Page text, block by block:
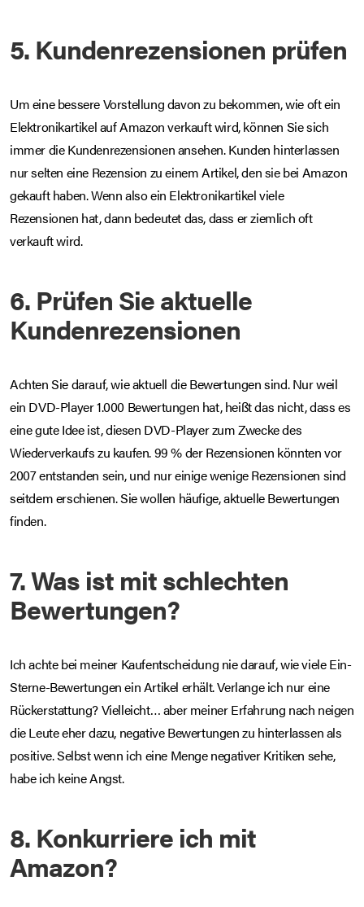
5. Kundenrezensionen prüfen
Um eine bessere Vorstellung davon zu bekommen, wie oft ein
Elektronikartikel auf Amazon verkauft wird, können Sie sich
immer die Kundenrezensionen ansehen. Kunden hinterlassen
nur selten eine Rezension zu einem Artikel, den sie bei Amazon
gekauft haben. Wenn also ein Elektronikartikel viele
Rezensionen hat, dann bedeutet das, dass er ziemlich oft
verkauft wird.
6. Prüfen Sie aktuelle
Kundenrezensionen
Achten Sie darauf, wie aktuell die Bewertungen sind. Nur weil
ein DVD-Player 1.000 Bewertungen hat, heißt das nicht, dass es
eine gute Idee ist, diesen DVD-Player zum Zwecke des
Wiederverkaufs zu kaufen. 99 % der Rezensionen könnten vor
2007 entstanden sein, und nur einige wenige Rezensionen sind
seitdem erschienen. Sie wollen häufige, aktuelle Bewertungen
finden.
7. Was ist mit schlechten
Bewertungen?
Ich achte bei meiner Kaufentscheidung nie darauf, wie viele Ein-
Sterne-Bewertungen ein Artikel erhält. Verlange ich nur eine
Rückerstattung? Vielleicht… aber meiner Erfahrung nach neigen
die Leute eher dazu, negative Bewertungen zu hinterlassen als
positive. Selbst wenn ich eine Menge negativer Kritiken sehe,
habe ich keine Angst.
8. Konkurriere ich mit
Amazon?